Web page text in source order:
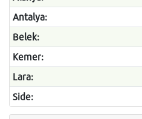
Antalya:
Belek:
Kemer:
Lara:
Side: